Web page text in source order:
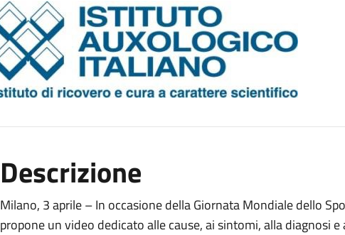
Descrizione
Milano, 3 aprile – In occasione della Giornata Mondiale dello
propone un video dedicato alle cause, ai sintomi, alla diagnosi